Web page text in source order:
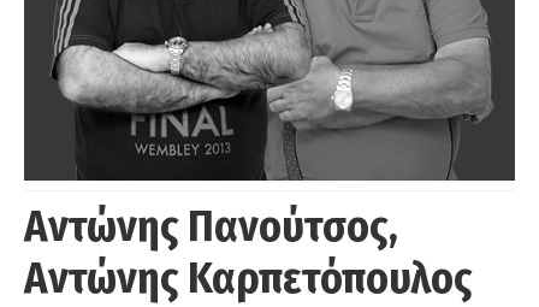
Αντώνης Πανούτσος,
Αντώνης Καρπετόπουλος